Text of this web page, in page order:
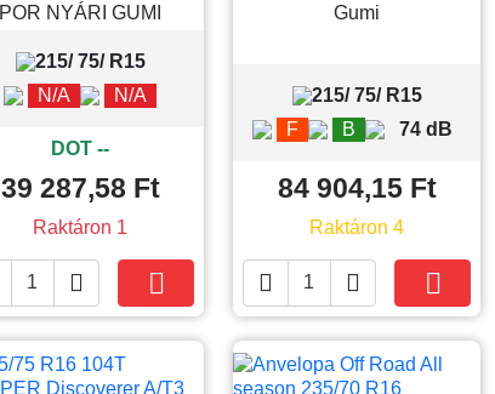
POR NYÁRI GUMI
215/ 75/ R15
N/A
N/A
DOT --
39 287,58 Ft
Raktáron 1
 
Gumi
215/ 75/ R15
F
B 74 dB
84 904,15 Ft
Raktáron 4
  